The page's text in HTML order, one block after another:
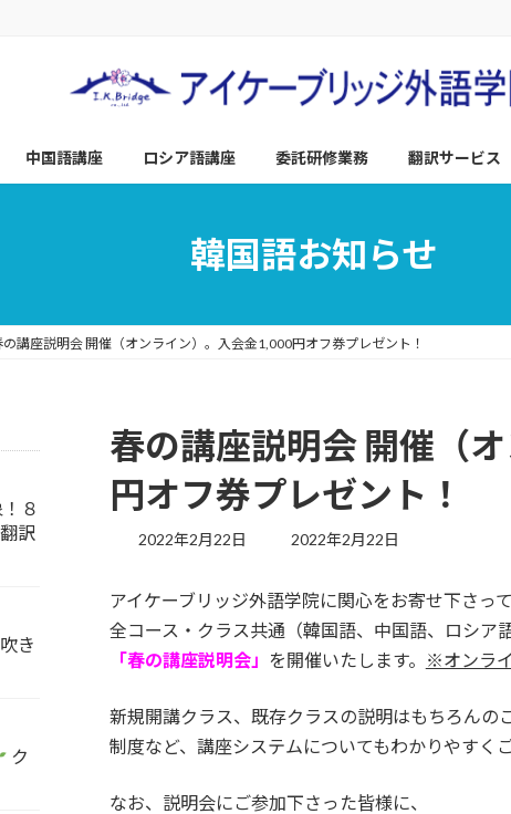
中国語講座 ロシア語講座 委託研修業務 翻訳サービス
韓国語お知らせ
の講座説明会 開催（オンライン）。入会金1,000円オフ券プレゼント！
春の講座説明会 開催（
円オフ券プレゼント！
2022年2月22日
最
新
日
時
:
2022年2月22日
アイケーブリッジ外語学院に関心をお寄せ下さっ
全コース・クラス共通（韓国語、中国語、ロシア
「春の講座説明会」 を開催いたします。 ※オンラ
新規開講クラス、既存クラスの説明はもちろんの
制度など、講座システムについてもわかりやすく
なお、説明会にご参加下さった皆様に、
８
訳
き
ク